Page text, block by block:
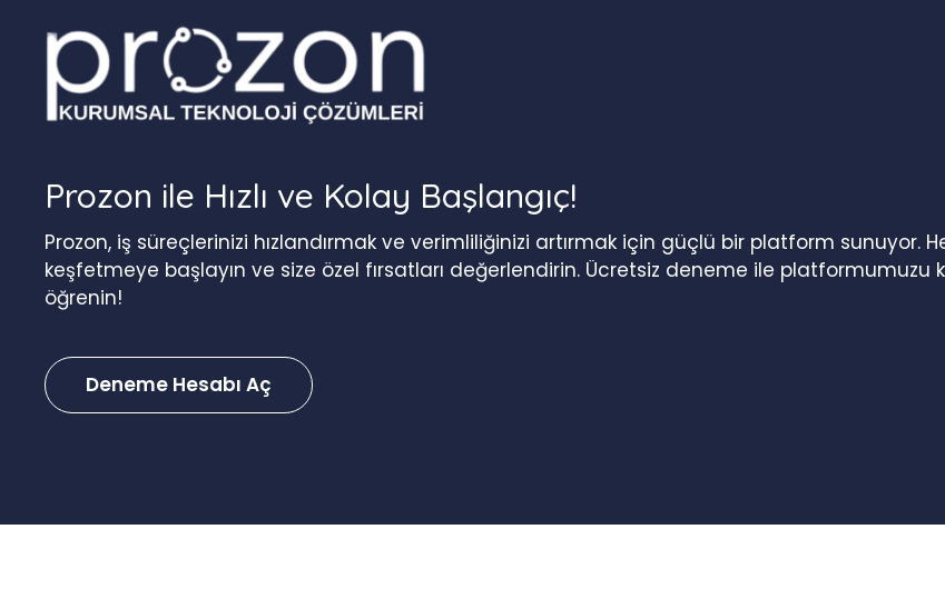
Prozon ile Hızlı ve Kolay Başlangıç!
Prozon, iş süreçlerinizi hızlandırmak ve verimliliğinizi artırmak için güçlü bir platform sunuyor.
keşfetmeye başlayın ve size özel fırsatları değerlendirin. Ücretsiz deneme ile
öğrenin!
Deneme Hesabı Aç